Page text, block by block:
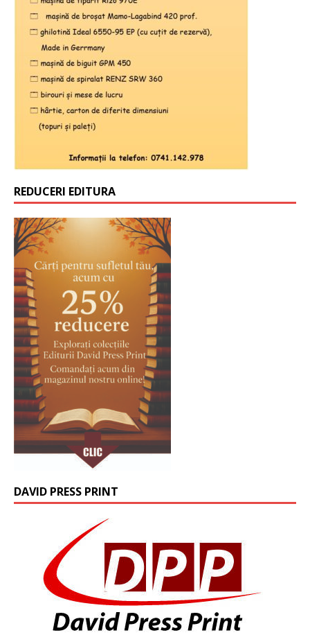
REDUCERI EDITURA
DAVID PRESS PRINT